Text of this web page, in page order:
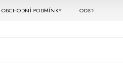
OBCHODNÍ PODMÍNKY ODSTOUPENÍ OD